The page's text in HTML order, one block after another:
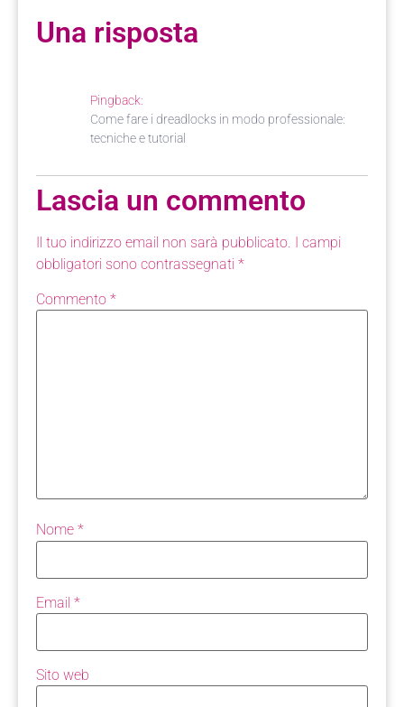
Una risposta
Pingback:
Come fare i dreadlocks in modo professionale:
tecniche e tutorial
Lascia un commento
Il tuo indirizzo email non sarà pubblicato. I campi
obbligatori sono contrassegnati *
Commento *
Nome *
Email *
Sito web